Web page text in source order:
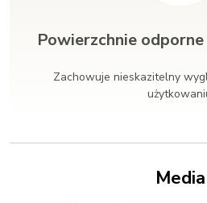
Powierzchnie
Zachowuje nieskazitelny
Media